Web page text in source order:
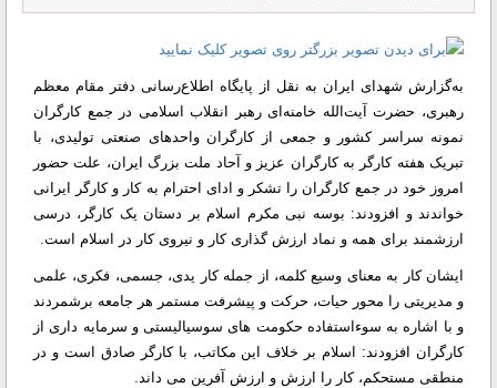
به‌گزارش شهدای ایران به نقل از پایگاه اطلاع‌رسانی دفتر مقام معظم
رهبری،‌ حضرت آیت‌الله خامنه‌ای رهبر انقلاب اسلامی در جمع کارگران
نمونه سراسر کشور و جمعی از کارگران واحدهای صنعتی تولیدی، با
تبریک هفته کارگر به کارگران عزیز و آحاد ملت بزرگ ایران، علت حضور
امروز خود در جمع کارگران را تشکر و ادای احترام به کار و کارگر ایرانی
خواندند و افزودند: بوسه نبی مکرم اسلام بر دستان یک کارگر، درسی
ارزشمند برای همه و نماد ارزش گذاری کار و نیروی کار در اسلام است.
ایشان کار به معنای وسیع کلمه، از جمله کار یدی، جسمی، فکری، علمی
و مدیریتی را محور حیات، حرکت و پیشرفت مستمر هر جامعه برشمردند
و با اشاره به سوءاستفاده حکومت های سوسیالیستی و سرمایه داری از
کارگران افزودند: اسلام بر خلاف این مکاتب، با کارگر صادق است و در
منطقی مستحکم، کار را ارزش و ارزش آفرین می داند.